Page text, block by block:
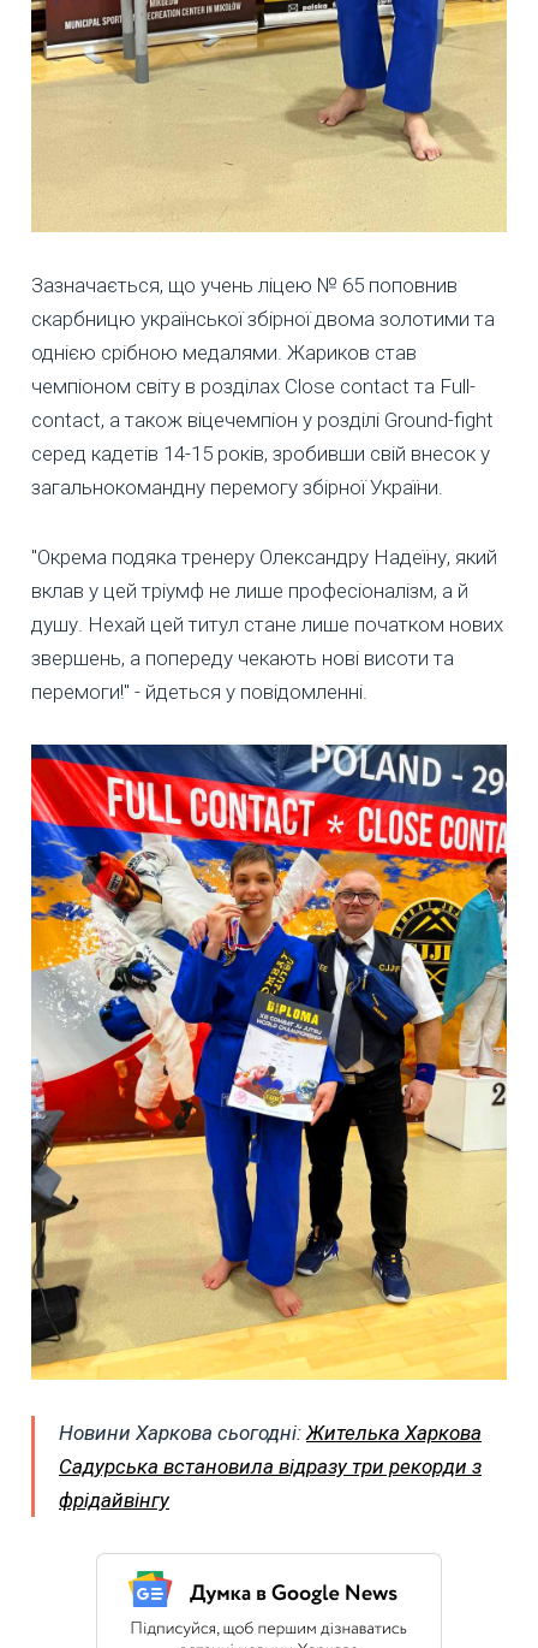
Зазначається, що учень ліцею № 65 поповнив
скарбницю української збірної двома золотими та
однією срібною медалями. Жариков став
чемпіоном світу в розділах Close contact та Full-
contact, а також віцечемпіон у розділі Ground-fight
серед кадетів 14-15 років, зробивши свій внесок у
загальнокомандну перемогу збірної України.
"Окрема подяка тренеру Олександру Надеїну, який
вклав у цей тріумф не лише професіоналізм, а й
душу. Нехай цей титул стане лише початком нових
звершень, а попереду чекають нові висоти та
перемоги!" - йдеться у повідомленні.
Новини Харкова сьогодні: Жителька Харкова
Садурська встановила відразу три рекорди з
фрідайвінгу